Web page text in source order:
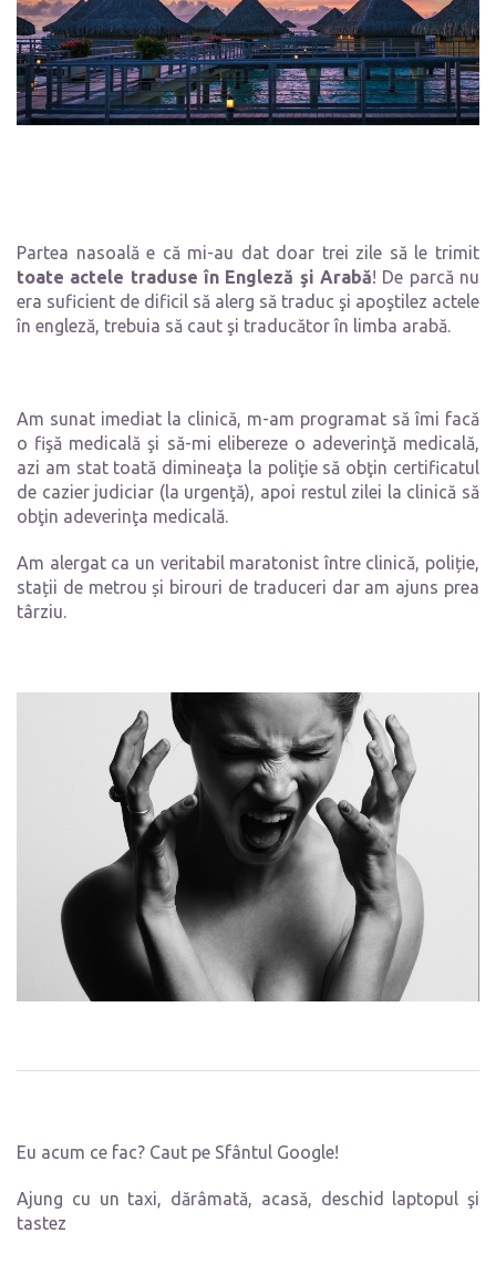
Partea nasoală e că mi-au dat doar trei zile să le trimit
toate actele traduse în Engleză şi Arabă! De parcă nu
era suficient de dificil să alerg să traduc şi apoştilez actele
în engleză, trebuia să caut şi traducător în limba arabă.
Am sunat imediat la clinică, m-am programat să îmi facă
o fişă medicală şi să-mi elibereze o adeverinţă medicală,
azi am stat toată dimineaţa la poliţie să obţin certificatul
de cazier judiciar (la urgenţă), apoi restul zilei la clinică să
obţin adeverinţa medicală.
Am alergat ca un veritabil maratonist între clinică, poliție,
stații de metrou și birouri de traduceri dar am ajuns prea
târziu.
Eu acum ce fac? Caut pe Sfântul Google!
Ajung cu un taxi, dărâmată, acasă, deschid laptopul şi
tastez